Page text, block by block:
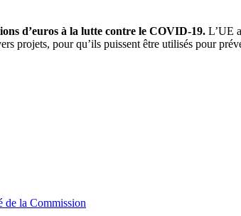
d’euros à la lutte contre le COVID-19. L’UE
projets, pour qu’ils puissent être utilisés pour
de la Commission